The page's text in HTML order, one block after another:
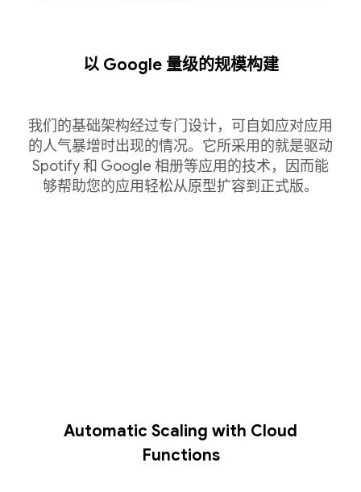
以 Google 量级的规模构建
我们的基础架构经过专门设计，可自如应对应用
的人气暴增时出现的情况。它所采用的就是驱动
Spotify 和 Google 相册等应用的技术，因而能
够帮助您的应用轻松从原型扩容到正式版。
Automatic Scaling with Cloud
Functions